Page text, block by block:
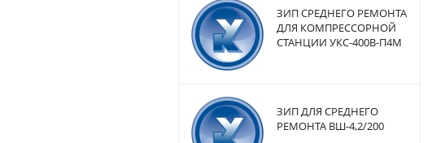
ЗИП СРЕДНЕГО РЕМОНТА
ДЛЯ КОМПРЕССОРНОЙ
СТАНЦИИ УКС-400В-П4М
ЗИП ДЛЯ СРЕДНЕГО
РЕМОНТА ВШ-4,2/200